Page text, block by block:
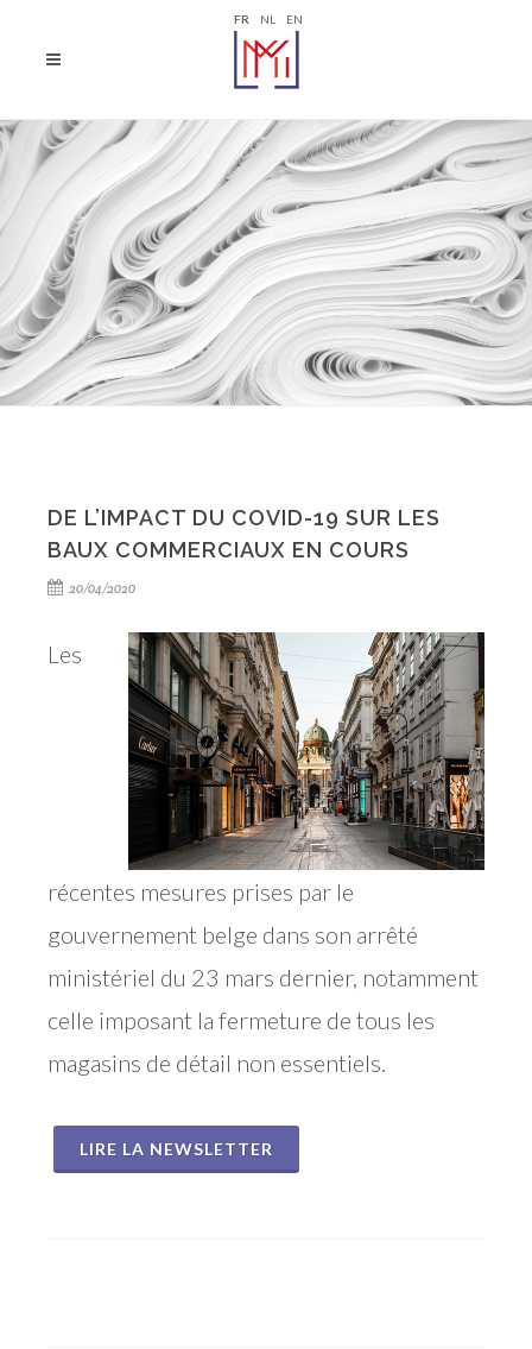
FR NL EN
DE L’IMPACT DU COVID-19 SUR LES
BAUX COMMERCIAUX EN COURS
20/04/2020
Les
récentes mesures prises par le
gouvernement belge dans son arrêté
ministériel du 23 mars dernier, notamment
celle imposant la fermeture de tous les
magasins de détail non essentiels.
LIRE LA NEWSLETTER